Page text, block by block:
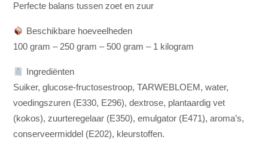
Perfecte balans tussen zoet en zuur
Beschikbare hoeveelheden
100 gram – 250 gram – 500 gram – 1 kilogram
Ingrediënten
Suiker, glucose-fructosestroop, TARWEBLOEM, water,
voedingszuren (E330, E296), dextrose, plantaardig vet
(kokos), zuurteregelaar (E350), emulgator (E471), aroma’s,
conserveermiddel (E202), kleurstoffen.